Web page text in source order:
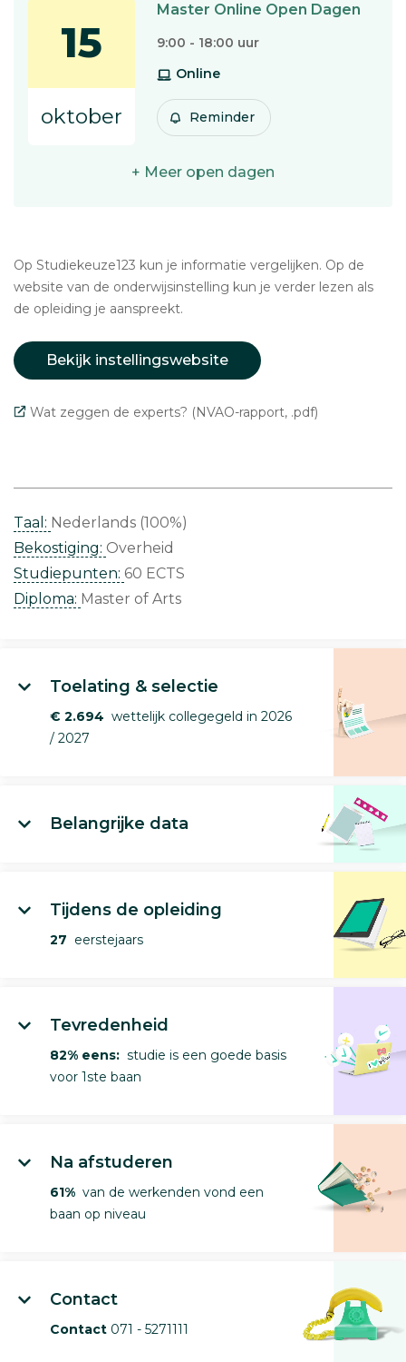
15
oktober
Master Online Open Dagen
9:00 - 18:00 uur
Online
Reminder
+ Meer open dagen
Op Studiekeuze123 kun je informatie vergelijken. Op de
website van de onderwijsinstelling kun je verder lezen als
de opleiding je aanspreekt.
Bekijk instellingswebsite
Wat zeggen de experts? (NVAO-rapport, .pdf)
Taal: Nederlands (100%)
Bekostiging: Overheid
Studiepunten: 60 ECTS
Diploma: Master of Arts
Toelating & selectie
€ 2.694 wettelijk collegegeld in 2026
/ 2027
Belangrijke data
Tijdens de opleiding
27 eerstejaars
Tevredenheid
82% eens: studie is een goede basis
voor 1ste baan
Na afstuderen
61% van de werkenden vond een
baan op niveau
Contact
Contact 071 - 5271111